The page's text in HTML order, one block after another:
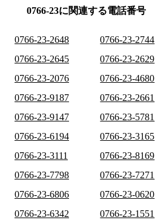
0766-23に関連する電話番号
0766-23-2648 0766-23-2744
0766-23-2645
0766-23-2629
0766-23-2076
0766-23-4680
0766-23-9187
0766-23-2661
0766-23-9147
0766-23-5781
0766-23-6194
0766-23-3165
0766-23-3111
0766-23-8169
0766-23-7798
0766-23-7271
0766-23-6806
0766-23-0620
0766-23-6342
0766-23-1551